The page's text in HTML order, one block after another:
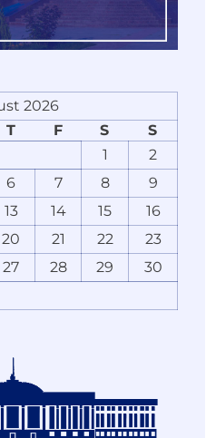
2026
T F S
S
1
2
6 7 8
9
13 14 15
16
20 21 22
23
27 28 29
30